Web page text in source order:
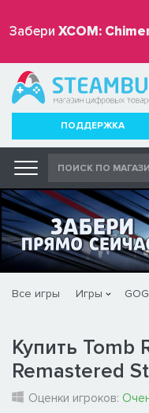
Забери XCOM:
ПОДДЕРЖКА
Все игры Игры GOG
Купить Tomb
Remastered
Оценки игроков: